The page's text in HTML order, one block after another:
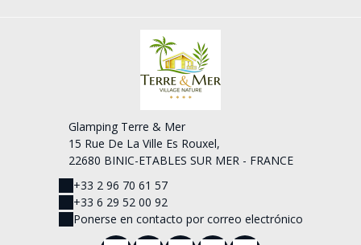
Glamping Terre & Mer
15 Rue De La Ville Es Rouxel,
22680 BINIC-ETABLES SUR MER - FRANCE
+33 2 96 70 61 57
+33 6 29 52 00 92
Ponerse en contacto por correo electrónico